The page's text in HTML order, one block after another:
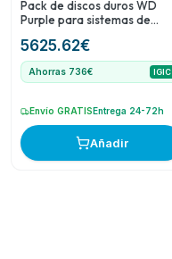
Pack de discos duros WD
Purple para sistemas de
5625.62€
Ahorras 736€ IGIC
Envío GRATIS Entrega 24-72h
Añadir